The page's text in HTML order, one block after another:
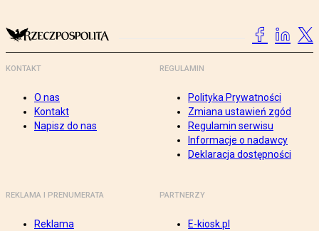
KONTAKT
O nas
Kontakt
Napisz do nas
REGULAMIN
Polityka Prywatności
Zmiana ustawień zgód
Regulamin serwisu
Informacje o nadawcy
Deklaracja dostępności
REKLAMA I PRENUMERATA
Reklama
PARTNERZY
E-kiosk.pl